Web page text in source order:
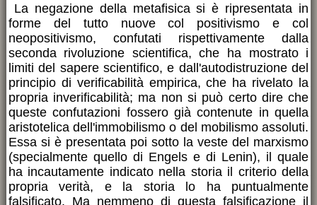
La negazione della metafisica si è ripresentata in
forme del tutto nuove col positivismo e col
neopositivismo, confutati rispettivamente dalla
seconda rivoluzione scientifica, che ha mostrato i
limiti del sapere scientifico, e dall'autodistruzione del
principio di verificabilità empirica, che ha rivelato la
propria inverificabilità; ma non si può certo dire che
queste confutazioni fossero già contenute in quella
aristotelica dell'immobilismo o del mobilismo assoluti.
Essa si è presentata poi sotto la veste del marxismo
(specialmente quello di Engels e di Lenin), il quale
ha incautamente indicato nella storia il criterio della
propria verità, e la storia lo ha puntualmente
falsificato. Ma nemmeno di questa falsificazione il